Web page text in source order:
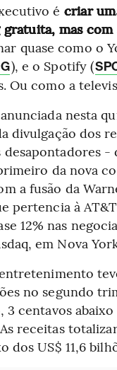
é criar
mas
quase como o
), e o Spotify (
Ou como a
nesta
divulgação dos
-
da nova
a fusão da
pertencia à
12% nas
em Nova
no segundo
3 centavos
receitas
dos US$ 11,6